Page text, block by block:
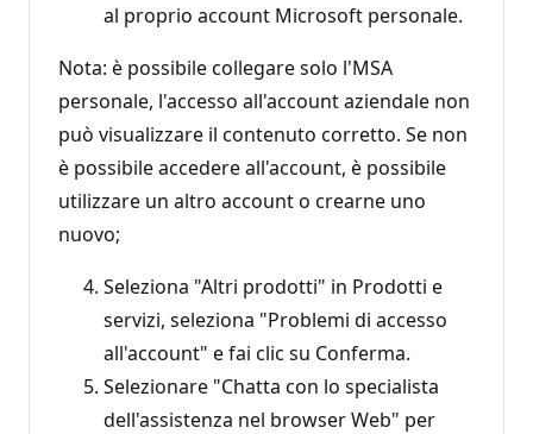
al proprio account Microsoft personale.
Nota: è possibile collegare solo l'MSA
personale, l'accesso all'account aziendale non
può visualizzare il contenuto corretto. Se non
è possibile accedere all'account, è possibile
utilizzare un altro account o crearne uno
nuovo;
Seleziona "Altri prodotti" in Prodotti e
servizi, seleziona "Problemi di accesso
all'account" e fai clic su Conferma.
Selezionare "Chatta con lo specialista
dell'assistenza nel browser Web" per